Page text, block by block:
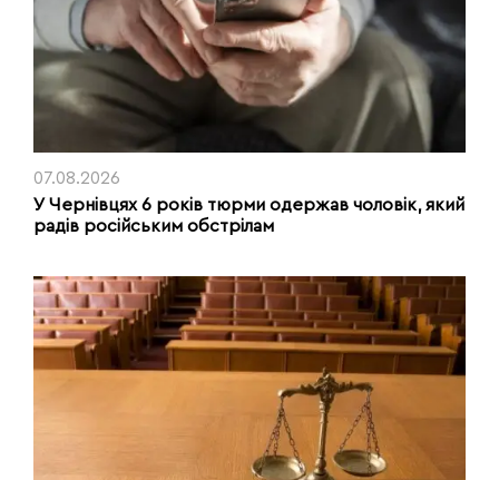
07.08.2026
У Чернівцях 6 років тюрми одержав чоловік, який
радів російським обстрілам